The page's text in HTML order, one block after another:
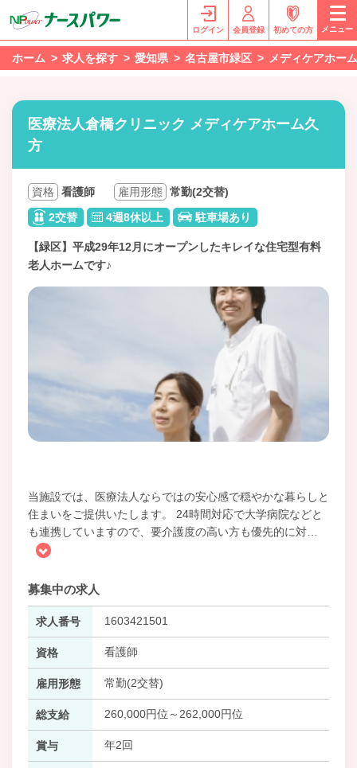
ログイン 会員登録 初めての方 メニュー
ホーム 求人を探す 愛知県 名古屋市緑区 メディケアホー
医療法人倉橋クリニック メディケアホーム久
方
資格 看護師 雇用形態 常勤(2交替)
2交替
4週8休以上 駐車場あり
【緑区】平成29年12月にオープンしたキレイな住宅型有料
老人ホームです♪
当施設では、医療法人ならではの安心感で穏やかな暮らしと
住まいをご提供いたします。 24時間対応で大学病院などと
も連携していますので、要介護度の高い方も優先的に対
募集中の求人
求人番号 1603421501
資格 看護師
雇用形態 常勤(2交替)
総支給 260,000円位～262,000円位
賞与 年2回